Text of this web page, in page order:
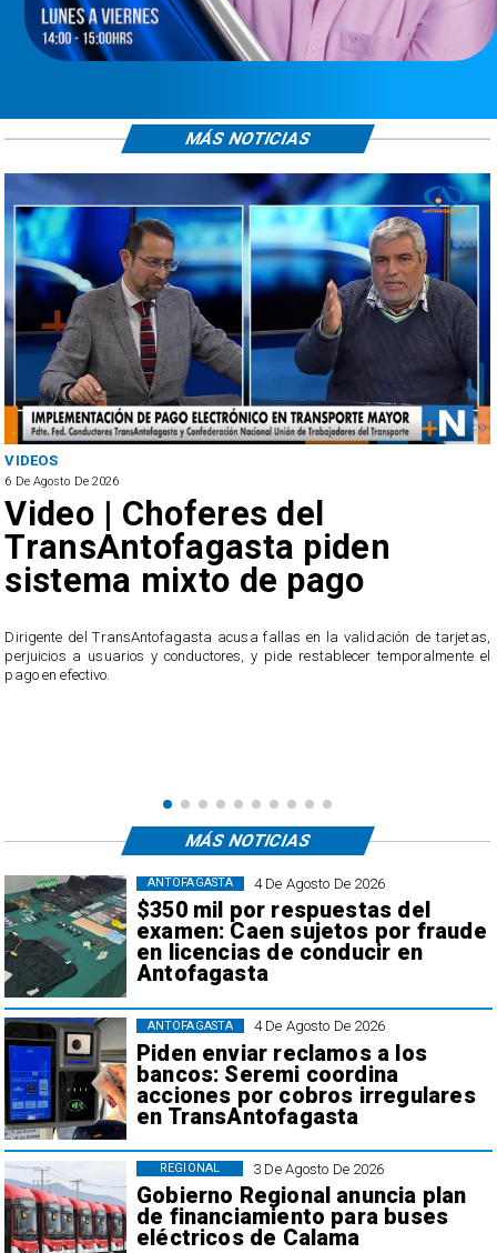
el
ANTOFAGASTA
6 De Agosto De 2026
SERNAC oficia a Bipay tras
reclamos por cobros
irregulares en el transporte
El servicio ofició a la empresa tras recibir casi 40 reclamos por parte
MÁS NOTICIAS
4 De Agosto De 2026
$350 mil por respuestas del
examen: Caen sujetos por fraude
en licencias de conducir en
Antofagasta
ANTOFAGASTA
4 De Agosto De 2026
Piden enviar reclamos a los
bancos: Seremi coordina
acciones por cobros irregulares
en TransAntofagasta
ANTOFAGASTA
3 De Agosto De 2026
Gobierno Regional anuncia plan
de financiamiento para buses
eléctricos de Calama
REGIONAL
MÁS NOTICIAS